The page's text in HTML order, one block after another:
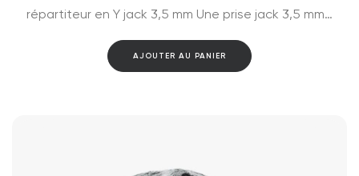
répartiteur en Y jack 3,5 mm Une prise jack 3,5 mm…
AJOUTER AU PANIER